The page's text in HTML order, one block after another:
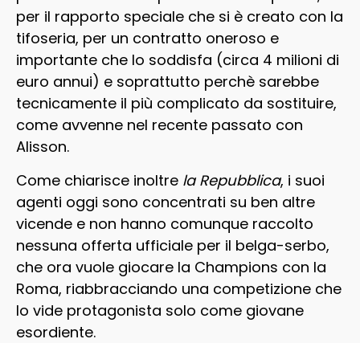
per il rapporto speciale che si è creato con la
tifoseria, per un contratto oneroso e
importante che lo soddisfa (circa 4 milioni di
euro annui) e soprattutto perchè sarebbe
tecnicamente il più complicato da sostituire,
come avvenne nel recente passato con
Alisson.
Come chiarisce inoltre la Repubblica, i suoi
agenti oggi sono concentrati su ben altre
vicende e non hanno comunque raccolto
nessuna offerta ufficiale per il belga-serbo,
che ora vuole giocare la Champions con la
Roma, riabbracciando una competizione che
lo vide protagonista solo come giovane
esordiente.